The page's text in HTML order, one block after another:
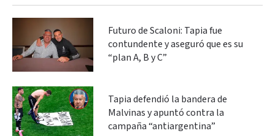
Futuro de Scaloni: Tapia fue
contundente y aseguró que es su
“plan A, B y C”
Tapia defendió la bandera de
Malvinas y apuntó contra la
campaña “antiargentina”